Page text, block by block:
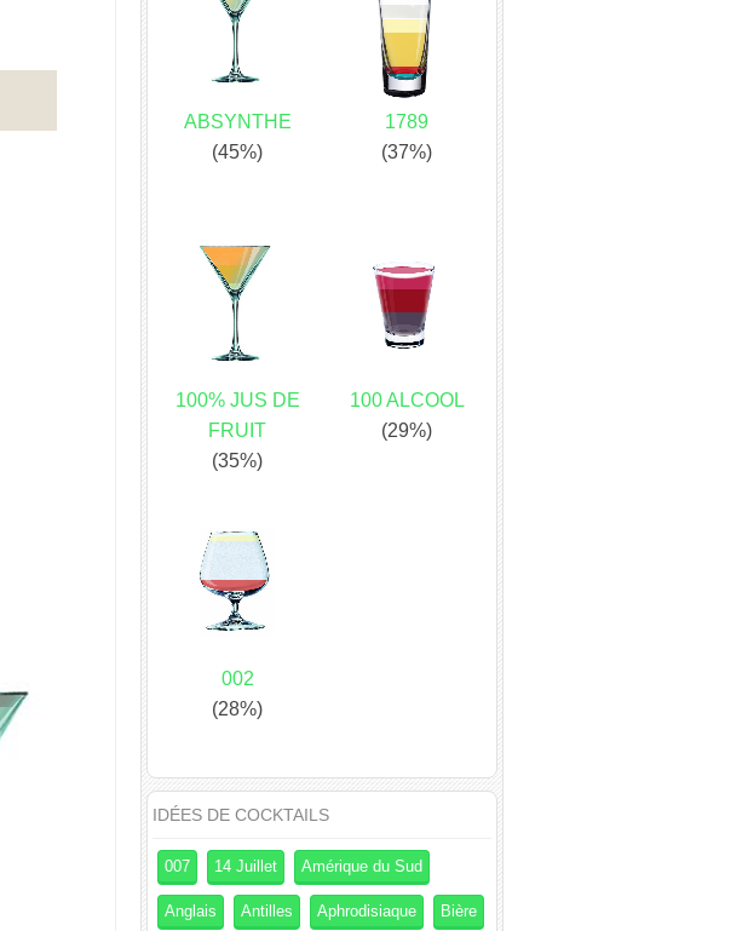
ABSYNTHE
(45%)
1789
(37%)
100% JUS DE
FRUIT
(35%)
100 ALCOOL
(29%)
002
(28%)
IDÉES DE COCKTAILS
007 14 Juillet Amérique du Sud
Anglais Antilles Aphrodisiaque Bière